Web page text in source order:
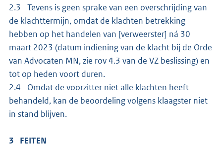
2.3 Tevens is geen sprake van een overschrijding van
de klachttermijn, omdat de klachten betrekking
hebben op het handelen van [verweerster] ná 30
maart 2023 (datum indiening van de klacht bij de Orde
van Advocaten MN, zie rov 4.3 van de VZ beslissing) en
tot op heden voort duren.
2.4 Omdat de voorzitter niet alle klachten heeft
behandeld, kan de beoordeling volgens klaagster niet
in stand blijven.
3 FEITEN